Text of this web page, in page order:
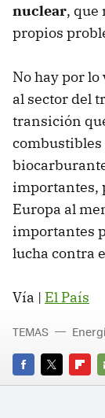
nuclear, que
propios
No hay por
al sector del
transición
importantes,
Europa al
importantes
lucha contra
Vía | El País
FACEBOOK
TWITTER
TEMAS